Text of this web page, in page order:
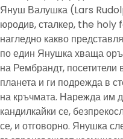
Януш Валушка (Lars
юродив, сталкер, the holy
нагледно какво
по един Янушка хваща
на Рембрандт, посетители
планета и ги подрежда в
на кръчмата. Нарежда им
кандилкайки се,
се, и отговорно. Янушка